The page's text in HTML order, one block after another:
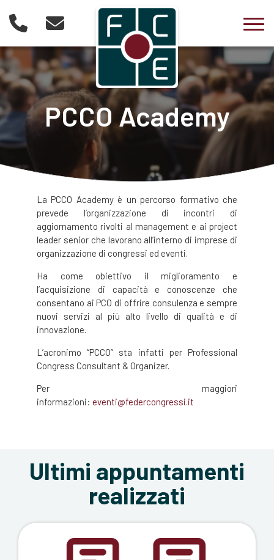
PCCO Academy
La PCCO Academy è un percorso formativo che
prevede l’organizzazione di incontri di
aggiornamento rivolti al management e ai project
leader senior che lavorano all’interno di imprese di
organizzazione di congressi ed eventi.
Ha come obiettivo il miglioramento e
l’acquisizione di capacità e conoscenze che
consentano ai PCO di offrire consulenza e sempre
nuovi servizi al più alto livello di qualità e di
innovazione.
L’acronimo “PCCO” sta infatti per Professional
Congress Consultant & Organizer.
Per maggiori
informazioni: eventi@federcongressi.it
Ultimi appuntamenti
realizzati